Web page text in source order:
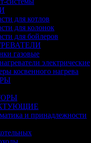
для котлов
для колонок
для бойлеров
газовые
электрические
косвенного нагрева
и принадлежности